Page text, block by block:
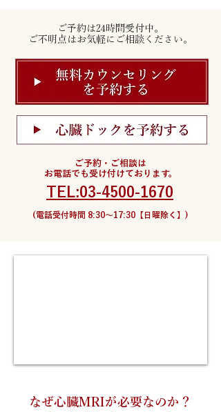
ご予約は24時間受付中。
ご不明点はお気軽にご相談ください。
ご予約・ご相談は
お電話でも受け付けております。
TEL:03-4500-1670
(電話受付時間 8:30〜17:30【日曜除く】)
なぜ心臓MRIが必要なのか？